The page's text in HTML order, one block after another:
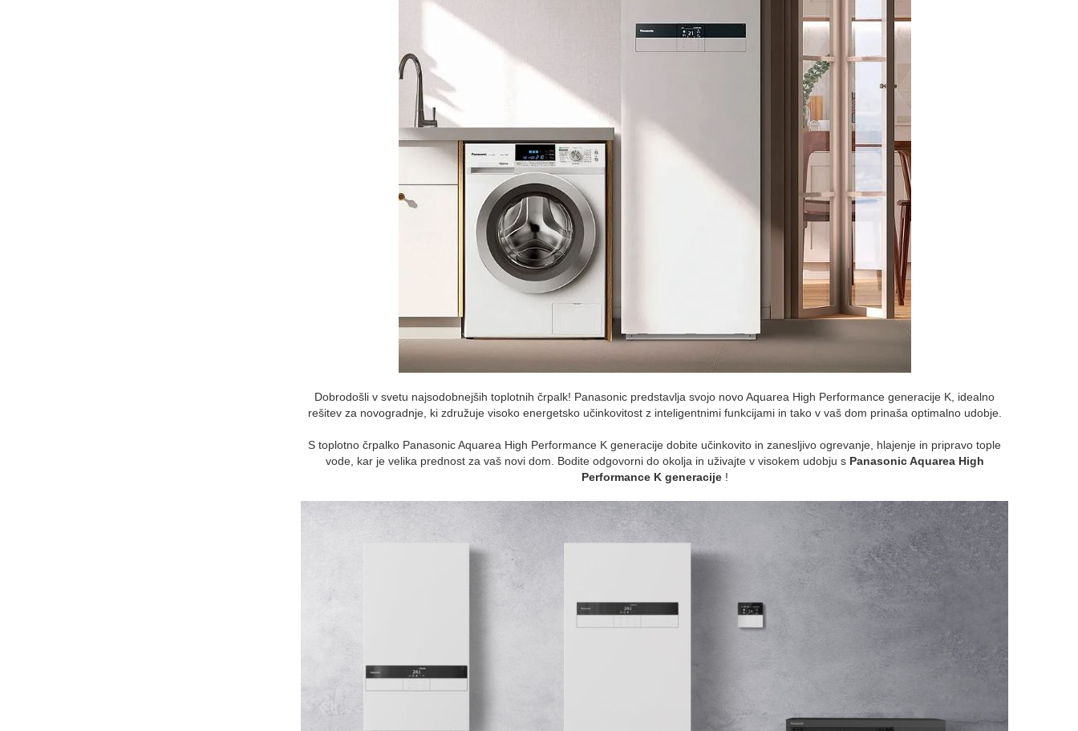
Dobrodošli v svetu najsodobnejših toplotnih črpalk! Panasonic predstavlja svojo novo Aquarea High Performance generacije K, idealno
rešitev za novogradnje, ki združuje visoko energetsko učinkovitost z inteligentnimi funkcijami in tako v vaš dom prinaša optimalno udobje.
S toplotno črpalko Panasonic Aquarea High Performance K generacije dobite učinkovito in zanesljivo ogrevanje, hlajenje in pripravo tople
vode, kar je velika prednost za vaš novi dom. Bodite odgovorni do okolja in uživajte v visokem udobju s Panasonic Aquarea High
Performance K generacije!